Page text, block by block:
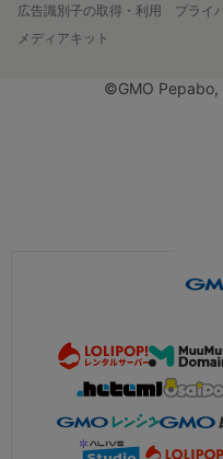
広告識別子の取得・利用
プライ
メディアキット
©GMO Pepabo,